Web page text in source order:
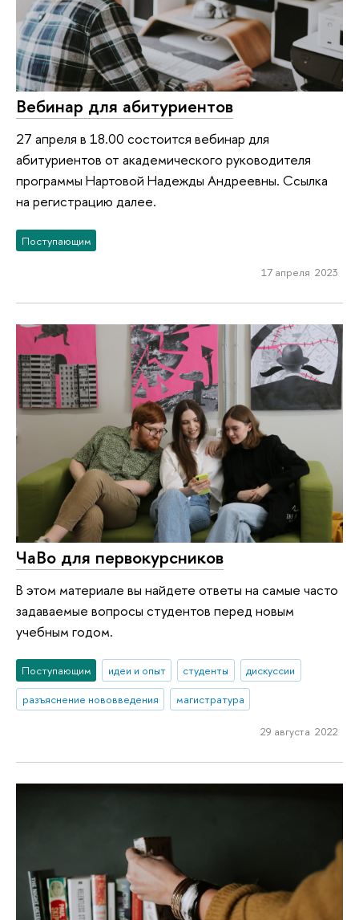
Вебинар для абитуриентов
27 апреля в 18.00 состоится вебинар для
абитуриентов от академического руководителя
программы Нартовой Надежды Андреевны. Ссылка
на регистрацию далее.
Поступающим
17 апреля 2023
ЧаВо для первокурсников
В этом материале вы найдете ответы на самые часто
задаваемые вопросы студентов перед новым
учебным годом.
Поступающим идеи и опыт студенты
дискуссии
разъяснение нововведения
магистратура
29 августа 2022